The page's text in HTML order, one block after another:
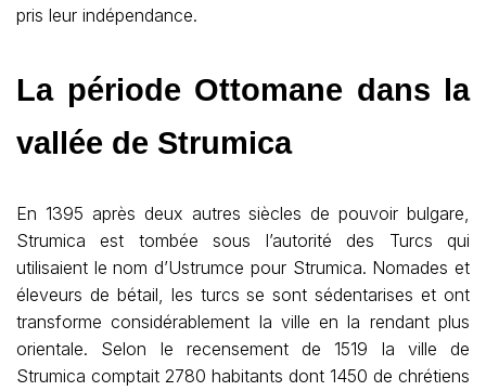
pris leur indépendance.
La période Ottomane dans la
vallée de Strumica
En 1395 après deux autres siècles de pouvoir bulgare,
Strumica est tombée sous l’autorité des Turcs qui
utilisaient le nom d’Ustrumce pour Strumica. Nomades et
éleveurs de bétail, les turcs se sont sédentarises et ont
transforme considérablement la ville en la rendant plus
orientale. Selon le recensement de 1519 la ville de
Strumica comptait 2780 habitants dont 1450 de chrétiens